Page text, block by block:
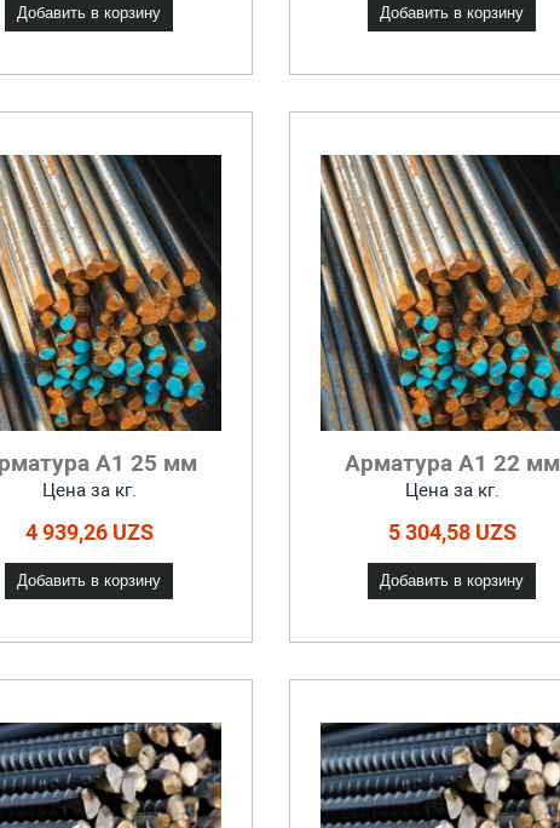
Добавить в корзину Добавить в корзину
А1 25 мм
Цена за кг.
4 939,26 UZS
Добавить в корзину
Арматура А1 22 мм
Цена за кг.
5 304,58 UZS
Добавить в корзину